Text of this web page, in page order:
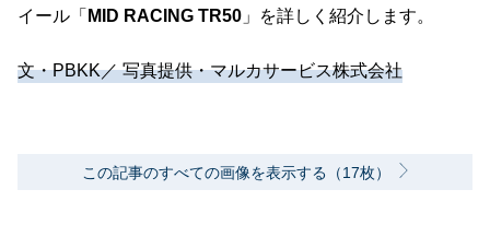
イール「 MID RACING TR50 」を詳しく紹介します。
文・PBKK／ 写真提供・マルカサービス株式会社
この記事のすべての画像を表示する（17枚）